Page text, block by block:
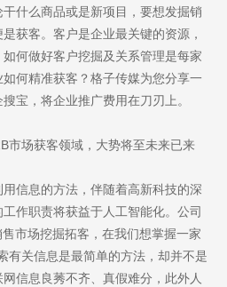
什么商品或是新项目，要想发掘销
获客。客户是企业最关键的资源，
何做好客户挖掘及关系管理是每家
何精准获客？格子传媒为您分享一
宝，将企业推广费用在刀刃上。
市场获客领域，大势将至未来已来
信息的方法，伴随着高新科技的深
作职责将获益于人工智能化。公司
市场挖掘拓客，在我们想掌握一家
有关信息是最简单的方法，却并不是
信息良莠不齐、真假难分，此外人